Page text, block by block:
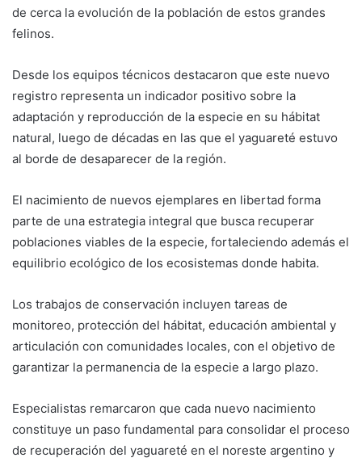
de cerca la evolución de la población de estos grandes
felinos.
Desde los equipos técnicos destacaron que este nuevo
registro representa un indicador positivo sobre la
adaptación y reproducción de la especie en su hábitat
natural, luego de décadas en las que el yaguareté estuvo
al borde de desaparecer de la región.
El nacimiento de nuevos ejemplares en libertad forma
parte de una estrategia integral que busca recuperar
poblaciones viables de la especie, fortaleciendo además el
equilibrio ecológico de los ecosistemas donde habita.
Los trabajos de conservación incluyen tareas de
monitoreo, protección del hábitat, educación ambiental y
articulación con comunidades locales, con el objetivo de
garantizar la permanencia de la especie a largo plazo.
Especialistas remarcaron que cada nuevo nacimiento
constituye un paso fundamental para consolidar el proceso
de recuperación del yaguareté en el noreste argentino y